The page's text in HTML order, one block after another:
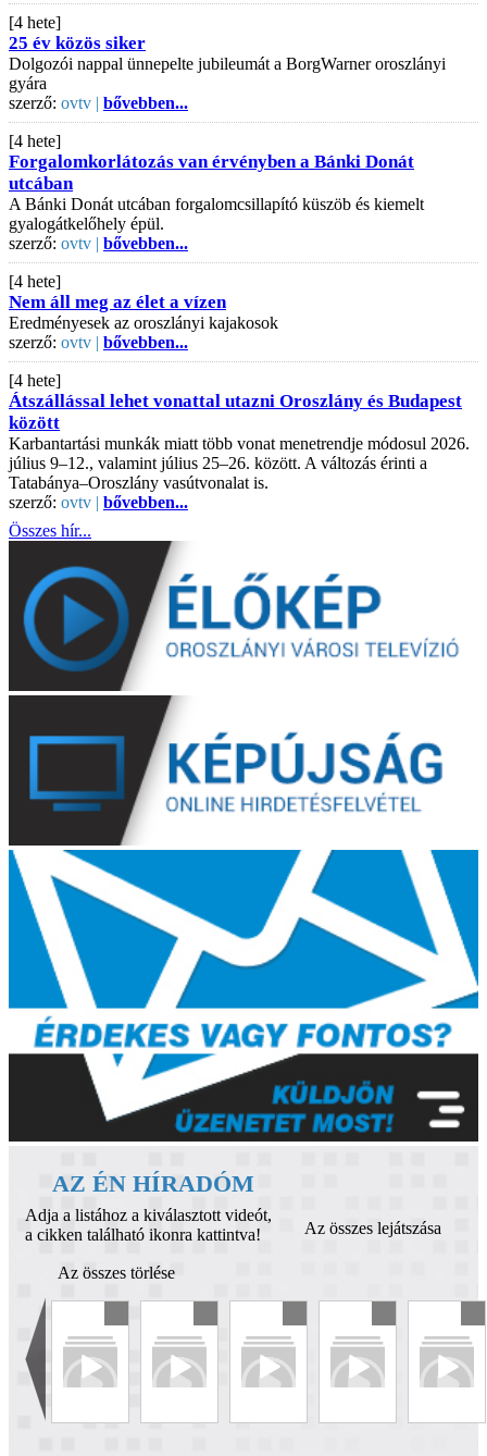
[4 hete]
25 év közös siker
Dolgozói nappal ünnepelte jubileumát a BorgWarner oroszlányi
gyára
szerző: ovtv | bővebben...
[4 hete]
Forgalomkorlátozás van érvényben a Bánki Donát
utcában
A Bánki Donát utcában forgalomcsillapító küszöb és kiemelt
gyalogátkelőhely épül.
szerző: ovtv | bővebben...
[4 hete]
Nem áll meg az élet a vízen
Eredményesek az oroszlányi kajakosok
szerző: ovtv | bővebben...
[4 hete]
Átszállással lehet vonattal utazni Oroszlány és Budapest
között
Karbantartási munkák miatt több vonat menetrendje módosul 2026.
július 9–12., valamint július 25–26. között. A változás érinti a
Tatabánya–Oroszlány vasútvonalat is.
szerző: ovtv | bővebben...
Összes hír...
AZ ÉN HÍRADÓM
Adja a listához a kiválasztott videót,
a cikken található ikonra kattintva!
Az összes lejátszása
Az összes törlése